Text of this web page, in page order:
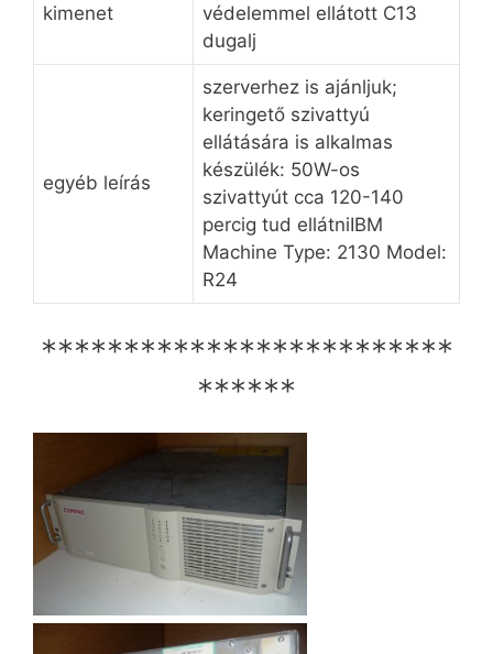
kimenet
védelemmel ellátott C13
dugalj
egyéb leírás
szerverhez is ajánljuk;
keringető szivattyú
ellátására is alkalmas
készülék: 50W-os
szivattyút cca 120-140
percig tud ellátniIBM
Machine Type: 2130 Model:
R24
*************************
******